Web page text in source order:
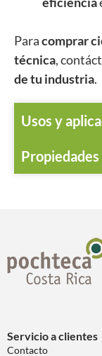
Paracomprar
técnica,
de tu industria.
Usos y
Propiedades
Servicio a clientes
Contacto